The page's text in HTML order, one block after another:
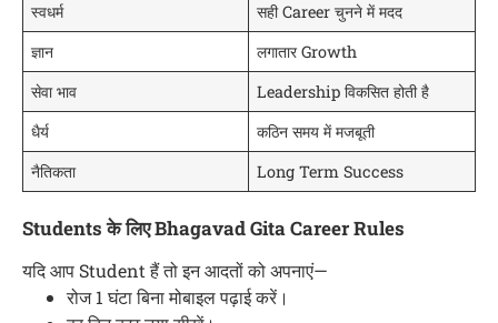
स्वधर्म
सही Career चुनने में मदद
ज्ञान
लगातार Growth
सेवा भाव
Leadership विकसित होती है
धैर्य
कठिन समय में मजबूती
नैतिकता
Long Term Success
Students के लिए Bhagavad Gita Career Rules
यदि आप Student हैं तो इन आदतों को अपनाएं—
रोज 1 घंटा बिना मोबाइल पढ़ाई करें।